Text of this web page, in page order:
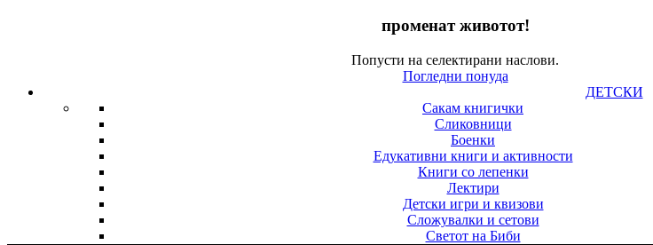
променат животот!
Попусти на селектирани наслови.
Погледни понуда
ДЕТСКИ
Сакам книгички
Сликовници
Боенки
Едукативни книги и активности
Книги со лепенки
Лектири
Детски игри и квизови
Сложувалки и сетови
Светот на Биби